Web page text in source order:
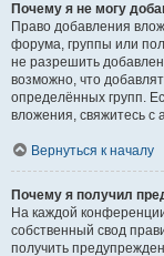
Почему я не могу
Право добавления
форума, группы или
не разрешить
возможно, что
определённых групп.
вложения, свяжитесь
Вернуться к началу
Почему я получил
На каждой
собственный свод
получить